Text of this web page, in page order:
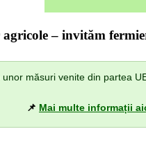
– invităm
măsuri venite din partea
📌 Mai multe informații